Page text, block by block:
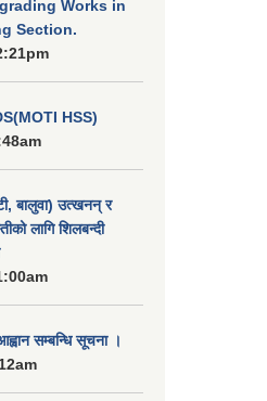
Works in
Section.
HSS)
बालुवा) उत्खनन् र
लागि शिलबन्दी
सम्बन्धि सूचना ।